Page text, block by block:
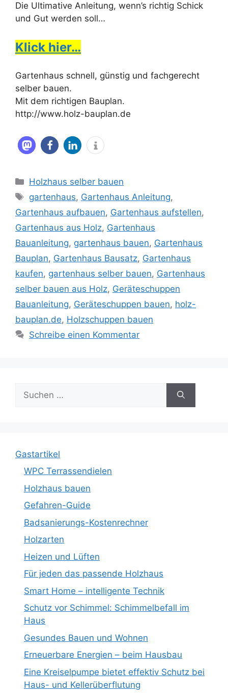
Die Ultimative Anleitung, wenn’s richtig Schick
und Gut werden soll…
Klick hier…
Gartenhaus schnell, günstig und fachgerecht
selber bauen.
Mit dem richtigen Bauplan.
http://www.holz-bauplan.de
Kategorien
Holzhaus selber bauen
Schlagwörter
gartenhaus, Gartenhaus Anleitung,
Gartenhaus aufbauen, Gartenhaus aufstellen,
Gartenhaus aus Holz, Gartenhaus
Bauanleitung, gartenhaus bauen, Gartenhaus
Bauplan, Gartenhaus Bausatz, Gartenhaus
kaufen, gartenhaus selber bauen, Gartenhaus
selber bauen aus Holz, Geräteschuppen
Bauanleitung, Geräteschuppen bauen, holz-
bauplan.de, Holzschuppen bauen
Schreibe einen Kommentar
nach:
Gastartikel
WPC Terrassendielen
Holzhaus bauen
Gefahren-Guide
Badsanierungs-Kostenrechner
Holzarten
Heizen und Lüften
Für jeden das passende Holzhaus
Smart Home – intelligente Technik
Schutz vor Schimmel: Schimmelbefall im
Haus
Gesundes Bauen und Wohnen
Erneuerbare Energien – beim Hausbau
Eine Kreiselpumpe bietet effektiv Schutz bei
Haus- und Kellerüberflutung